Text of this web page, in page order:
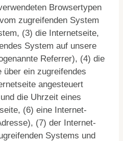
Browsertypen
zugreifenden System
(3) die Internetseite,
System auf unsere
Referrer), (4) die
über ein zugreifendes
angesteuert
die Uhrzeit eines
(6) eine Internet-
(7) der Internet-
Systems und